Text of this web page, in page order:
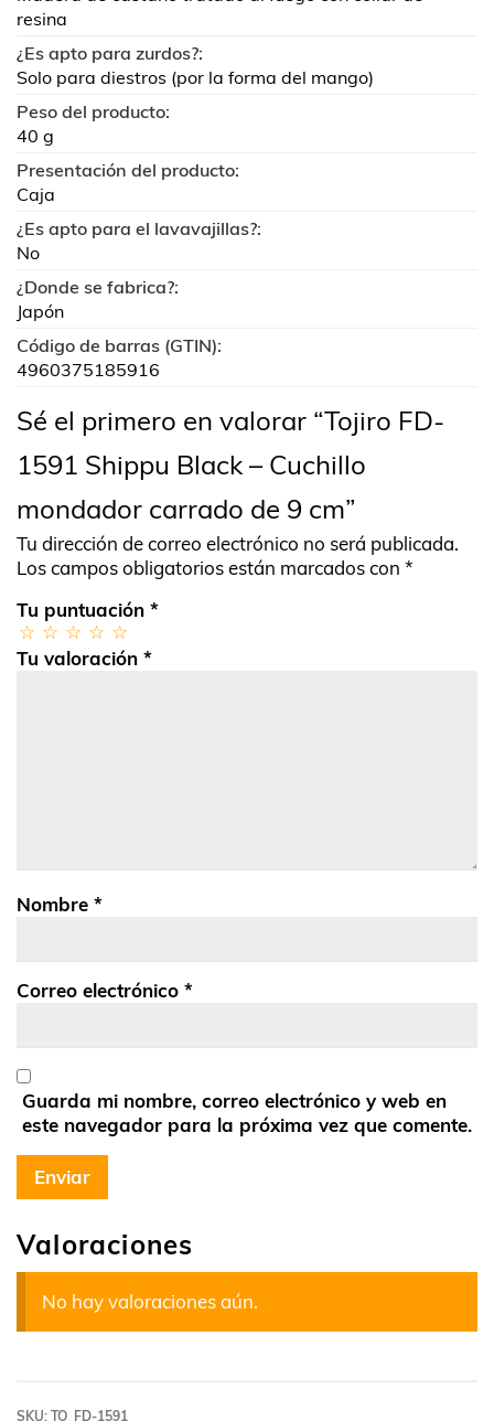
resina
¿Es apto para zurdos?:
Solo para diestros (por la forma del mango)
Peso del producto:
40 g
Presentación del producto:
Caja
¿Es apto para el lavavajillas?:
No
¿Donde se fabrica?:
Japón
Código de barras (GTIN):
4960375185916
Valoraciones
No hay valoraciones aún.
Sé el primero en valorar “Tojiro FD-
1591 Shippu Black – Cuchillo
mondador carrado de 9 cm”
Tu dirección de correo electrónico no será publicada.
Los campos obligatorios están marcados con *
Tu puntuación *
Tu valoración *
Nombre *
Correo electrónico *
Guarda mi nombre, correo electrónico y web en
este navegador para la próxima vez que comente.
SKU: TO_FD-1591